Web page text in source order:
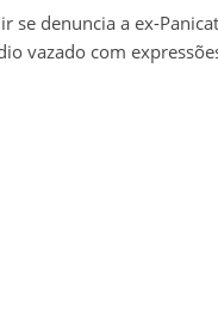
se denuncia a ex-
vazado com